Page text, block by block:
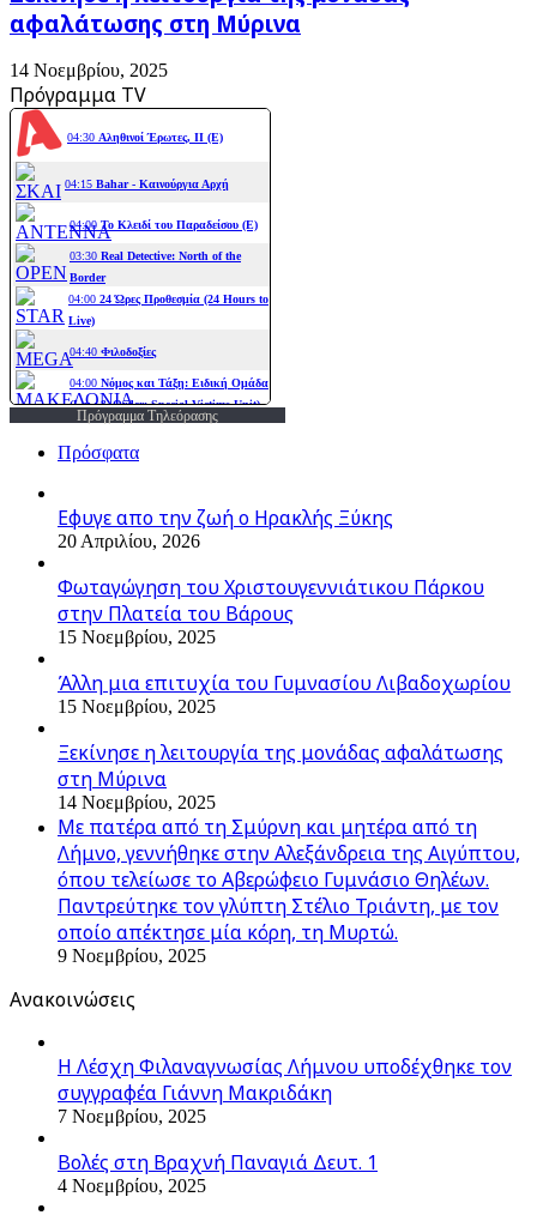
αφαλάτωσης στη Μύρινα
14 Νοεμβρίου, 2025
Πρόγραμμα TV
Πρόγραμμα Τηλεόρασης
Πρόσφατα
Εφυγε απο την ζωή o Ηρακλής Ξύκης
20 Απριλίου, 2026
Φωταγώγηση του Χριστουγεννιάτικου Πάρκου
στην Πλατεία του Βάρους
15 Νοεμβρίου, 2025
Άλλη μια επιτυχία του Γυμνασίου Λιβαδοχωρίου
15 Νοεμβρίου, 2025
Ξεκίνησε η λειτουργία της μονάδας αφαλάτωσης
στη Μύρινα
14 Νοεμβρίου, 2025
Με πατέρα από τη Σμύρνη και μητέρα από τη
Λήμνο, γεννήθηκε στην Αλεξάνδρεια της Αιγύπτου,
όπου τελείωσε το Αβερώφειο Γυμνάσιο Θηλέων.
Παντρεύτηκε τον γλύπτη Στέλιο Τριάντη, με τον
οποίο απέκτησε μία κόρη, τη Μυρτώ.
9 Νοεμβρίου, 2025
Ανακοινώσεις
Η Λέσχη Φιλαναγνωσίας Λήμνου υποδέχθηκε τον
συγγραφέα Γιάννη Μακριδάκη
7 Νοεμβρίου, 2025
Βολές στη Βραχνή Παναγιά Δευτ. 1
4 Νοεμβρίου, 2025